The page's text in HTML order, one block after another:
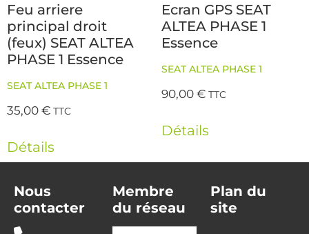
Feu arriere
principal droit
(feux) SEAT ALTEA
PHASE 1 Essence
SEAT ALTEA PHASE 1
35,00€ TTC
Détails
Ecran GPS SEAT
ALTEA PHASE 1
Essence
SEAT ALTEA PHASE 1
90,00€ TTC
Détails
Nous
contacter
Membre
du réseau
Plan du
site